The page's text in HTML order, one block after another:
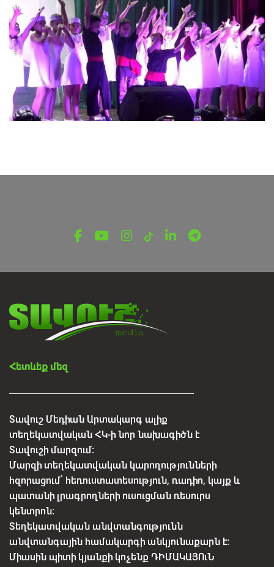
միջոցով. Իջևանի «M» պարային համույթը
Հետևեք մեզ
Տավուշ Մեդիան Արտակարգ ալիք
տեղեկատվական ՀԿ-ի նոր նախագիծն է
Տավուշի մարզում:
Մարզի տեղեկատվական կարողությունների
հզորացում՝ հեռուստատեսություն, ռադիո, կայք և
պատանի լրագրողների ուսուցման ռեսուրս
կենտրոն:
Տեղեկատվական անվտանգությունն
անվտանգային համակարգի անկյունաքարն է:
Միասին պիտի կյանքի կոչենք ԴԻՄԱԿԱՅՈւՆ